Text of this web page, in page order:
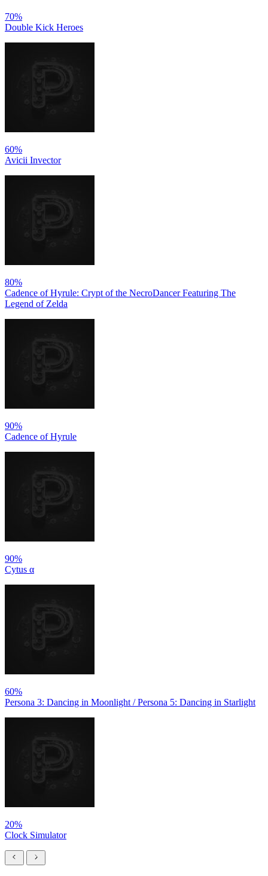
70%
Double Kick Heroes
60%
Avicii Invector
80%
Cadence of Hyrule: Crypt of the NecroDancer Featuring The
Legend of Zelda
90%
Cadence of Hyrule
90%
Cytus α
60%
Persona 3: Dancing in Moonlight / Persona 5: Dancing in Starlight
20%
Clock Simulator